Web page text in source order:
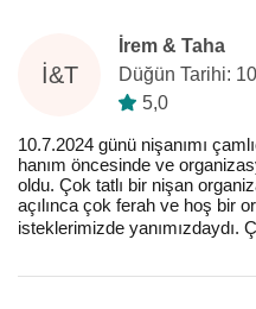
İ&T
İrem & Taha
Düğün Tarihi:
5,0
10.7.2024 günü nişanımı
hanım öncesinde ve
oldu. Çok tatlı bir nişan
açılınca çok ferah ve hoş bir
isteklerimizde yanımızdaydı.